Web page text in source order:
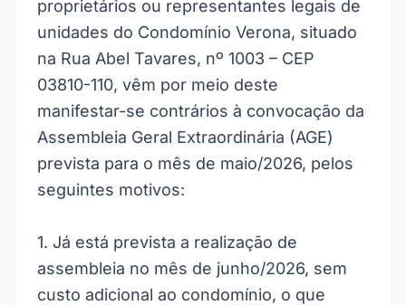
proprietários ou representantes legais de
unidades do Condomínio Verona, situado
na Rua Abel Tavares, nº 1003 – CEP
03810-110, vêm por meio deste
manifestar-se contrários à convocação da
Assembleia Geral Extraordinária (AGE)
prevista para o mês de maio/2026, pelos
seguintes motivos:
1. Já está prevista a realização de
assembleia no mês de junho/2026, sem
custo adicional ao condomínio, o que